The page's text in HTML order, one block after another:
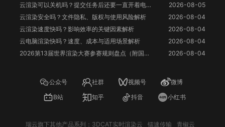
云渲染可以关机吗？提交任务后还要一直开着电脑吗？
2026-08-05
云渲染安全吗？文件隐私、版权与使用风险解析
2026-08-04
云渲染速度快吗？影响效率的关键因素解析
2026-08-04
云电脑渲染快吗？速度、成本与适用场景解析
2026-08-04
2026第13届世界渲染大赛参赛规则盘点（附国人参赛福利）
2026-08-04
公众号 社群 视频号
微博
B站
知乎 抖音 小红书
瑞云旗下其他产品系列： 3DCAT实时渲染云 镭速传输 青椒云